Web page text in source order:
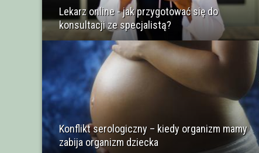
Lekarz online - jak przygotować się do
konsultacji ze specjalistą?
Konflikt serologiczny – kiedy organizm mamy
zabija organizm dziecka